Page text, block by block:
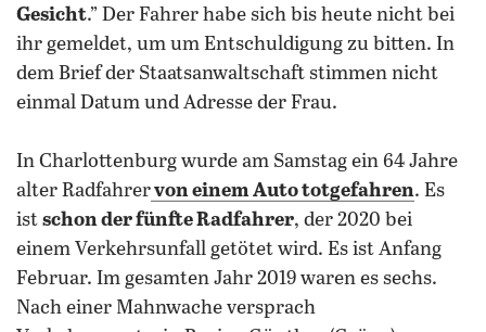
Gesicht.” Der Fahrer habe sich bis heute nicht bei
ihr gemeldet, um um Entschuldigung zu bitten. In
dem Brief der Staatsanwaltschaft stimmen nicht
einmal Datum und Adresse der Frau.
In Charlottenburg wurde am Samstag ein 64 Jahre
alter Radfahrervon einem Auto totgefahren. Es
ist schon der fünfte Radfahrer, der 2020 bei
einem Verkehrsunfall getötet wird. Es ist Anfang
Februar. Im gesamten Jahr 2019 waren es sechs.
Nach einer Mahnwache versprach